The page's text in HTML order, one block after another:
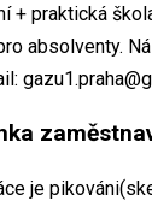
+ praktická
absolventy.
je